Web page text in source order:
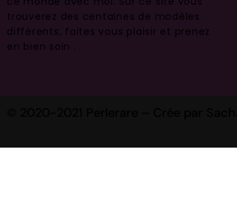
trouverez des centaines de modèles
différents, faites vous plaisir et prenez
en bien soin .